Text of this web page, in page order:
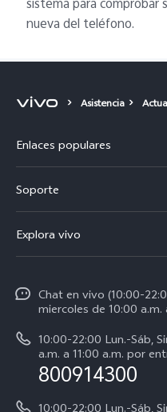
sistema para comprobar
nueva del teléfono.
Asistencia
Enlaces populares
V60 Lite 5G
Y21d
Y38 5G
Y31 5G
Soporte
Funtouch OS
Autenticación de IMEI
Manual del usuario
Servicio de Agendamiento
Explora vivo
La vida en vivo
Acerca de nosotros
Avisos legales
Chat en vivo (10:00-
miercoles de 10:00
10:00-22:00 Lun.-Sáb,
a.m. a 11:00 a.m. por
800914300
10:00-22:00 Lun.-Sáb,